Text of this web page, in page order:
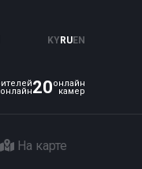
KYRUEN
20
На карте